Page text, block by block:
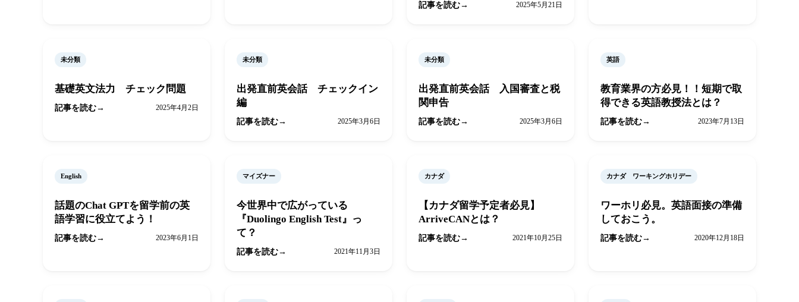
記事を読む 2025年5月21日
未分類
基礎英文法力 チェック問題
記事を読む 2025年4月2日
未分類
出発直前英会話 チェックイン
編
記事を読む 2025年3月6日
未分類
出発直前英会話 入国審査と税
関申告
記事を読む 2025年3月6日
英語
教育業界の方必見！！短期で取
得できる英語教授法とは？
記事を読む 2023年7月13日
English
話題のChat GPTを留学前の英
語学習に役立てよう！
記事を読む 2023年6月1日
マイズナー
今世界中で広がっている
『Duolingo English Test』っ
て？
記事を読む 2021年11月3日
カナダ
【カナダ留学予定者必見】
ArriveCANとは？
記事を読む 2021年10月25日
カナダ ワーキングホリデー
ワーホリ必見。英語面接の準備
しておこう。
記事を読む 2020年12月18日